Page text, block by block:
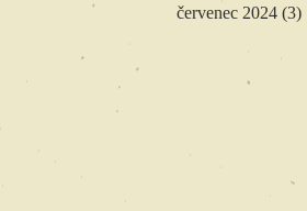
červenec 2024 (3)